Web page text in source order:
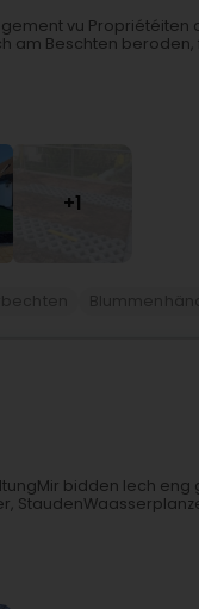
vu Propriétéiten
am Beschten beroden,
+1
bidden Iech eng